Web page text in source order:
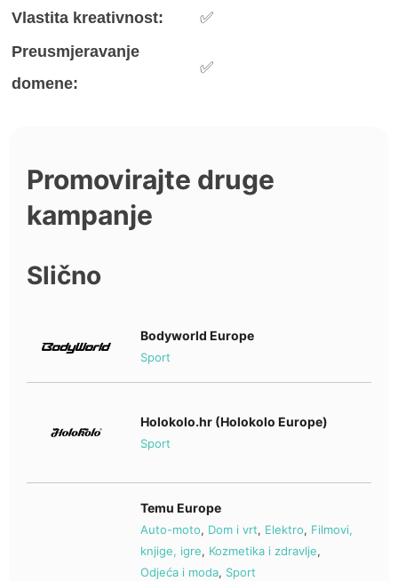
Vlastita kreativnost:
✅
Preusmjeravanje
domene:
✅
Promovirajte druge
kampanje
Slično
Bodyworld Europe
Sport
Holokolo.hr (Holokolo Europe)
Sport
Temu Europe
Auto-moto, Dom i vrt, Elektro, Filmovi,
knjige, igre, Kozmetika i zdravlje,
Odjeća i moda, Sport